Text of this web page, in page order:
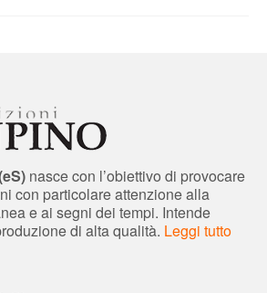
nasce con l’obiettivo di provocare
con particolare attenzione alla
e ai segni dei tempi. Intende
di alta qualità. Leggi tutto